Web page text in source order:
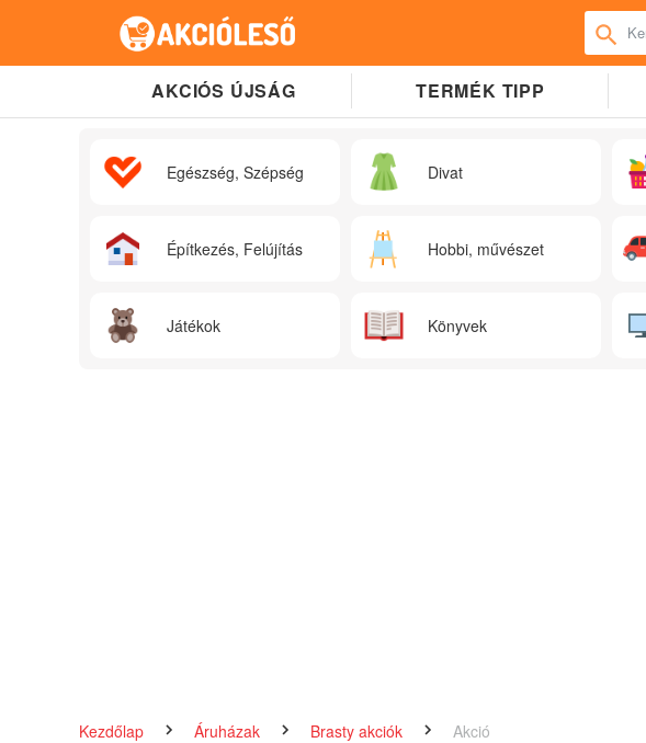
AKCIÓS ÚJSÁG TERMÉK TIPP
Egészség, Szépség Divat
Építkezés, Felújítás Hobbi, művészet
Játékok Könyvek
Kezdőlap Áruházak Brasty akciók Akció